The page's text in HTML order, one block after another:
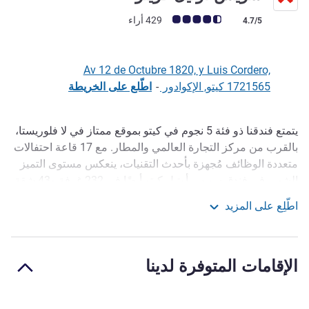
ملاحظة أراء العملاء (رأي ALL)
4.7/5 429 أراء
Av 12 de Octubre 1820, y Luis Cordero,
1721565 كيتو, الإكوادور
- اطّلع على الخريطة
الوصف
يتمتع فندقنا ذو فئة 5 نجوم في كيتو بموقع ممتاز في لا فلوريستا،
بالقرب من مركز التجارة العالمي والمطار. مع 17 قاعة احتفالات
متعددة الوظائف مُجهزة بأحدث التقنيات، ينعكس مستوى التميز
تنفيذية مع مطابخ كاملة، مما يوفر تصميمًا حصريًا.
perfecto para descanso o recreación. Declarado por la
UNESCO como patrimonio de la humanidad, cuenta con
mercados y lugares de entretenimiento y diversión, como el
اطّلِع على المزيد
الإقامات المتوفرة لدينا